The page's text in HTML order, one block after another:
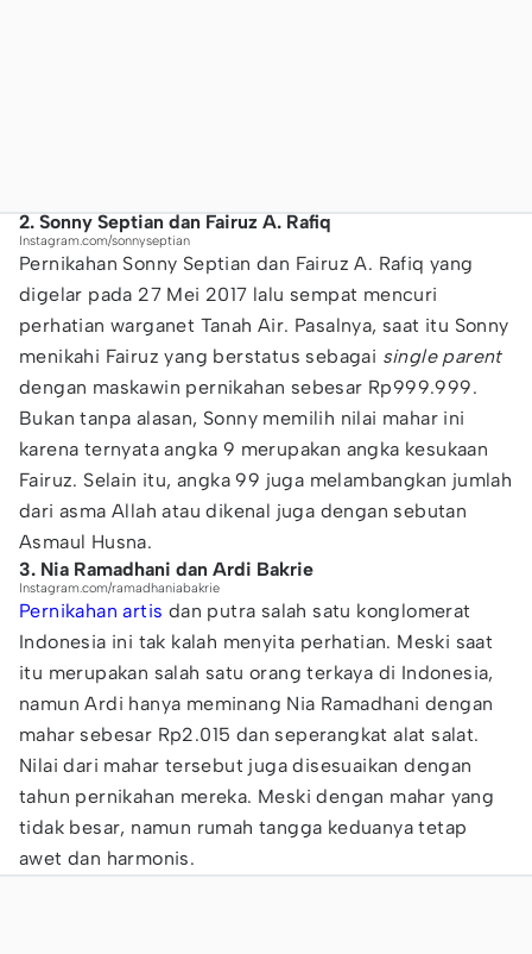
2. Sonny Septian dan Fairuz A. Rafiq
Instagram.com/sonnyseptian
Pernikahan Sonny Septian dan Fairuz A. Rafiq yang
digelar pada 27 Mei 2017 lalu sempat mencuri
perhatian warganet Tanah Air. Pasalnya, saat itu Sonny
menikahi Fairuz yang berstatus sebagai single parent
dengan maskawin pernikahan sebesar Rp999.999.
Bukan tanpa alasan, Sonny memilih nilai mahar ini
karena ternyata angka 9 merupakan angka kesukaan
Fairuz. Selain itu, angka 99 juga melambangkan jumlah
dari asma Allah atau dikenal juga dengan sebutan
Asmaul Husna.
3. Nia Ramadhani dan Ardi Bakrie
Instagram.com/ramadhaniabakrie
Pernikahan artis dan putra salah satu konglomerat
Indonesia ini tak kalah menyita perhatian. Meski saat
itu merupakan salah satu orang terkaya di Indonesia,
namun Ardi hanya meminang Nia Ramadhani dengan
mahar sebesar Rp2.015 dan seperangkat alat salat.
Nilai dari mahar tersebut juga disesuaikan dengan
tahun pernikahan mereka. Meski dengan mahar yang
tidak besar, namun rumah tangga keduanya tetap
awet dan harmonis.